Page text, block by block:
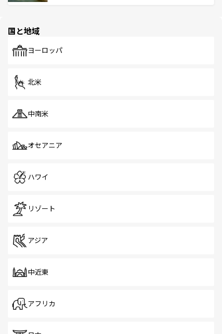
で、ホーカーズは地元の風情を楽しめる外せないスポット
国と地域
ヨーロッパ
北米
中南米
オセアニア
ハワイ
リゾート
アジア
中近東
アフリカ